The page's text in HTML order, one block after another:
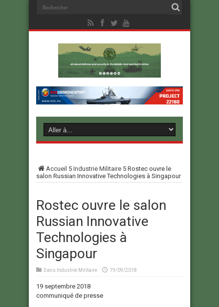
Accueil 5 Industrie Militaire 5 Rostec ouvre le
salon Russian Innovative Technologies à Singapour
Rostec ouvre le salon
Russian Innovative
Technologies à
Singapour
Dans Industrie Militaire 19/09/2018
19 septembre 2018
communiqué de presse